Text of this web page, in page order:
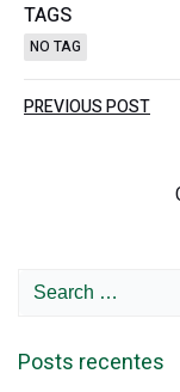
TAGS
NO TAG
Post
PREVIOUS POST
Search
Posts recentes